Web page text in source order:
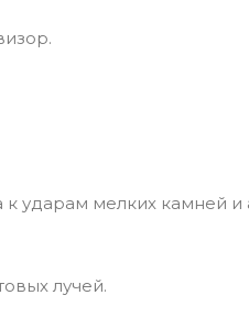
ударам мелких камней и
лучей.